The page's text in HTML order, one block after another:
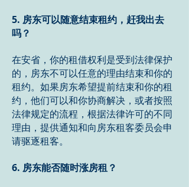
5. 房东可以随意结束租约，赶我出去
吗？
在安省，你的租借权利是受到法律保护
的，房东不可以任意的理由结束和你的
租约。如果房东希望提前结束和你的租
约，他们可以和你协商解决，或者按照
法律规定的流程，根据法律许可的不同
理由，提供通知和向房东租客委员会申
请驱逐租客。
6. 房东能否随时涨房租？